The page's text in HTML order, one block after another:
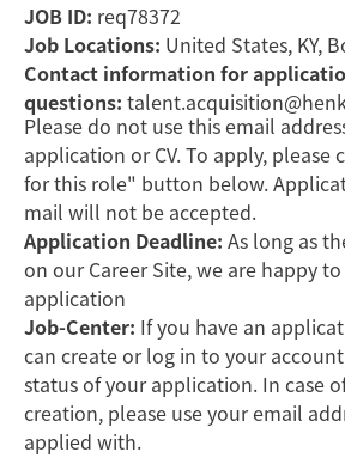
JOB ID: req78372
Job Locations: United States, KY,
Contact information for
questions:
Please do not use this email
application or CV. To apply, please
for this role" button below.
mail will not be accepted.
Application Deadline: As long as
on our Career Site, we are happy
application
Job-Center: If you have an
can create or log in to your account
status of your application. In case
creation, please use your email
applied with.